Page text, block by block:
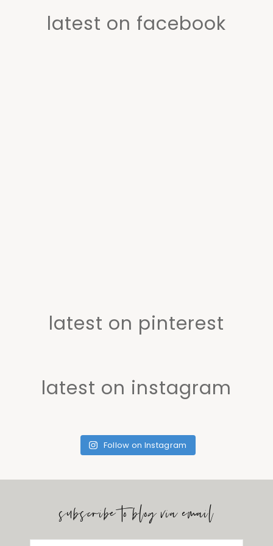
latest on facebook
latest on pinterest
latest on instagram
Follow on Instagram
subscribe to blog via email